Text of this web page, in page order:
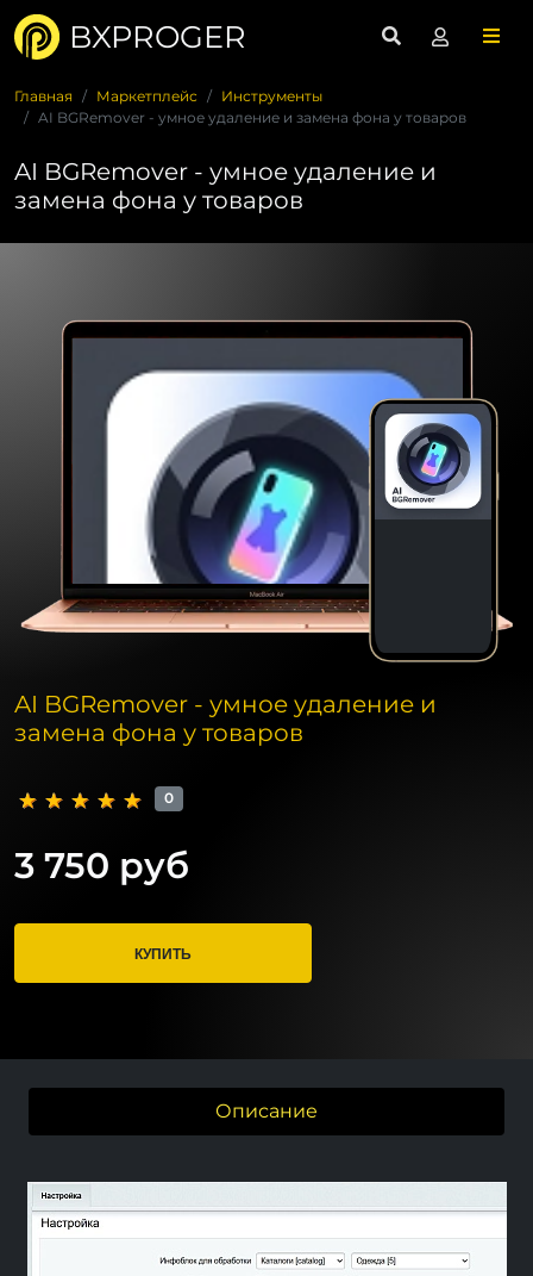
BXPROGER
Главная Маркетплейс
Инструменты
AI BGRemover - умное удаление и замена фона у товаров
AI BGRemover - умное удаление и
замена фона у товаров
AI BGRemover - умное удаление и
замена фона у товаров
0
3 750 руб
КУПИТЬ
Описание